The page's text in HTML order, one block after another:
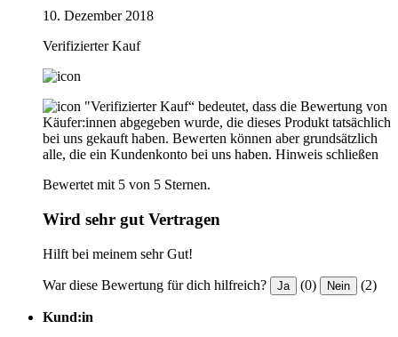
10. Dezember 2018
Verifizierter Kauf
"Verifizierter Kauf“ bedeutet, dass die Bewertung von
Käufer:innen abgegeben wurde, die dieses Produkt tatsächlich
bei uns gekauft haben. Bewerten können aber grundsätzlich
alle, die ein Kundenkonto bei uns haben. Hinweis schließen
Bewertet mit 5 von 5 Sternen.
Wird sehr gut Vertragen
Hilft bei meinem sehr Gut!
War diese Bewertung für dich hilfreich? Ja (0) Nein (2)
Kund:in